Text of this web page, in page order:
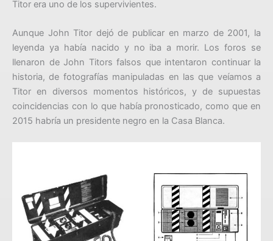
Titor era uno de los supervivientes.
Aunque John Titor dejó de publicar en marzo de 2001, la
leyenda ya había nacido y no iba a morir. Los foros se
llenaron de John Titors falsos que intentaron continuar la
historia, de fotografías manipuladas en las que veíamos a
Titor en diversos momentos históricos, y de supuestas
coincidencias con lo que había pronosticado, como que en
2015 habría un presidente negro en la Casa Blanca.